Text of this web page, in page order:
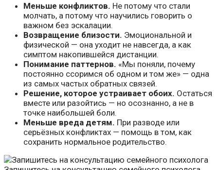
Меньше конфликтов. Не потому что стали
молчать, а потому что научились говорить о
важном без эскалации.
Возвращение близости. Эмоциональной и
физической — она уходит не навсегда, а как
симптом накопившейся дистанции.
Понимание паттернов. «Мы поняли, почему
постоянно ссоримся об одном и том же» — одна
из самых частых обратных связей.
Решение, которое устраивает обоих. Остаться
вместе или разойтись — но осознанно, а не в
точке наибольшей боли.
Меньше вреда детям. При разводе или
серьёзных конфликтах — помощь в том, как
сохранить нормальное родительство.